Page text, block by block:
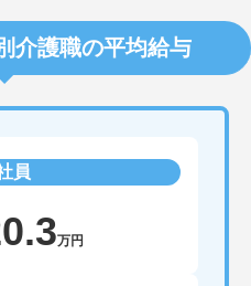
介護職の平均給与
員
万円